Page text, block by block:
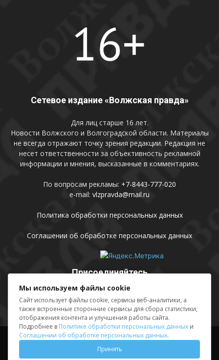
Сетевое издание «Волжская правда»
Для лиц старше 16 лет.
Новости Волжского и Волгоградской области. Материалы
не всегда отражают точку зрения редакции. Редакция не
несет ответственности за объективность рекламной
информации и мнения, высказанные в комментариях.
По вопросам рекламы: +7-8443-777-020
e-mail: vlzpravda@mail.ru
Политика обработки персональных данных
Соглашении об обработке персональных данных
Присоединяйтесь
Выходные данные Sing in
© АМУ «Редакция газеты «Волжская правда», 2012-2026
Мы используем файлы cookie
Сайт использует файлы cookie, сервисы веб-аналитики, а
также встроенные сторонние сервисы для сбора статистики,
отображения контента и улучшения работы сайта.
Подробнее в Политике обработки персональных данных и
Соглашении об обработке персональных данных.
Принять